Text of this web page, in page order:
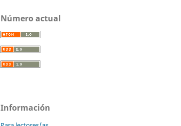
Número actual
Información